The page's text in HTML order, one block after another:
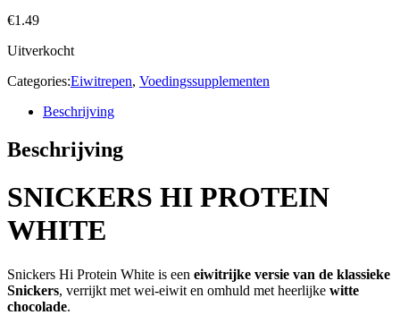
€1.49
Uitverkocht
Categories:Eiwitrepen, Voedingssupplementen
Beschrijving
Beschrijving
SNICKERS HI PROTEIN
WHITE
Snickers Hi Protein White is een eiwitrijke versie van de klassieke
Snickers, verrijkt met wei-eiwit en omhuld met heerlijke witte
chocolade.